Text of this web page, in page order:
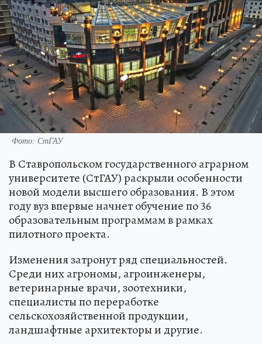
Фото: СтГАУ
В Ставропольском государственного аграрном
университете (СтГАУ) раскрыли особенности
новой модели высшего образования. В этом
году вуз впервые начнет обучение по 36
образовательным программам в рамках
пилотного проекта.
Изменения затронут ряд специальностей.
Среди них агрономы, агроинженеры,
ветеринарные врачи, зоотехники,
специалисты по переработке
сельскохозяйственной продукции,
ландшафтные архитекторы и другие.